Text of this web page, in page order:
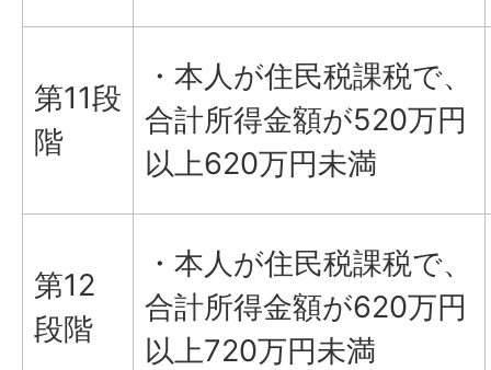
第11段
階
・本人が住民税課税で、
合計所得金額が520万円
以上620万円未満
第12
段階
・本人が住民税課税で、
合計所得金額が620万円
以上720万円未満